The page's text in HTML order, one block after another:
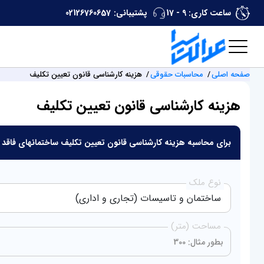
ساعت کاری: 9 - 17 پشتیبانی: 02126760657
صفحه اصلی محاسبات حقوقی هزینه کارشناسی قانون تعیین تکلیف
هزینه کارشناسی قانون تعیین تکلیف
برای محاسبه هزینه کارشناسی قانون تعیین تکلیف ساختمانهای
نوع ملک
مساحت (متر)